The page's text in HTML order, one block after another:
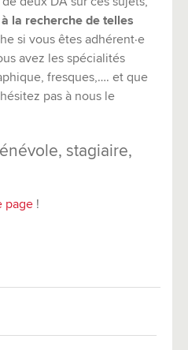
la recherche de telles
si vous êtes adhérent·e
avez les spécialités
fresques,…. et que
pas à nous le
stagiaire,
page !